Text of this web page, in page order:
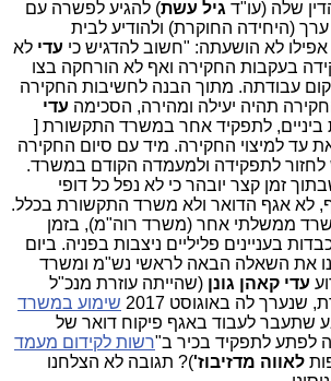
שלה (עו"ד גיל עשת) להגיע לפשרה עם
ערך (היחידה החוקרת) ולהודיע לבית
לא הושעתה: "חשוב להדגיש כי עדי לא
בעקבות החקירה ואף לא הורחקה בצו
עבודתה. מתוך הבנה לחשיבות החקירה
תהיה יעילה ומהירה, הסכימה עדי
ביניים, לתפקיד אחר במשרד התקשורת [
עד למיצוי החקירה. מיד עם סיום החקירה
לחזור לתפקידה ולמעמדה הקודם במשרד.
זמן קצר יובהר כי לא נפל כל דופי
לא אגף הדואר ולא משרד התקשורת בכלל.
ממשלתי אחר (משרד רוה"מ), בזמן
בעניינים פליליים ניצבות בפניה. ביום
את השאלה הבאה לראשי נש"מ ומשרד
עדי קאהן גונן (שהייתה עוזרת מנכ"ל
לה באוגוסט 2017
שימוע במשרד
שתעבר לעבוד באגף פיקוח דואר של
לפתע לתפקיד בכיר ב"רשות לקידום מעמד
לאווה מדזיבוז')? תגובה לא הצלחנו